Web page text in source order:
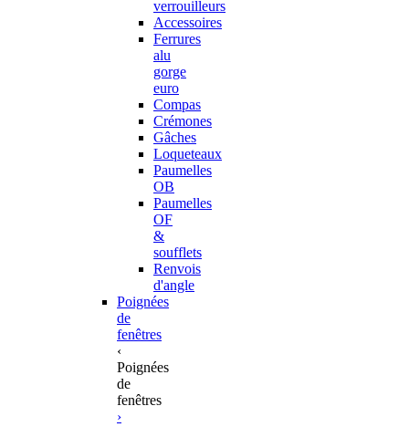
verrouilleurs
Accessoires
Ferrures
alu
gorge
euro
Compas
Crémones
Gâches
Loqueteaux
Paumelles
OB
Paumelles
OF
&
soufflets
Renvois
d'angle
Poignées
de
fenêtres
‹
Poignées
de
fenêtres
›